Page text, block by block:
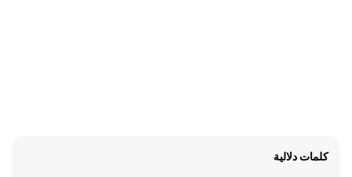
كلمات دلالية